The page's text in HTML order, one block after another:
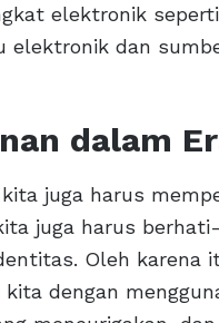
elektronik
elektronik dan
dalam
juga harus
juga harus
Oleh
dengan